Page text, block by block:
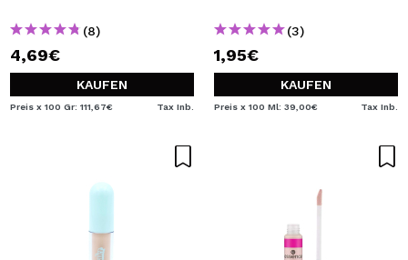
(8)
4,69€
KAUFEN
Preis x 100 Gr: 111,67€ Tax Inb.
(3)
1,95€
KAUFEN
Preis x 100 Ml: 39,00€ Tax Inb.